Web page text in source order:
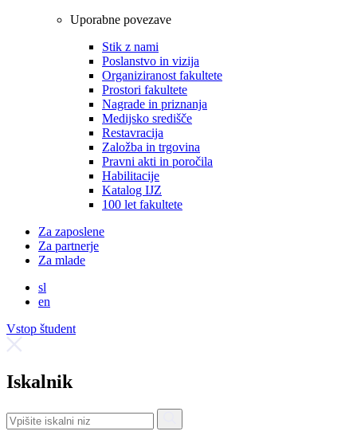
Uporabne povezave
Stik z nami
Poslanstvo in vizija
Organiziranost fakultete
Prostori fakultete
Nagrade in priznanja
Medijsko središče
Restavracija
Založba in trgovina
Pravni akti in poročila
Habilitacije
Katalog IJZ
100 let fakultete
Za zaposlene
Za partnerje
Za mlade
sl
en
Vstop študent
Iskalnik